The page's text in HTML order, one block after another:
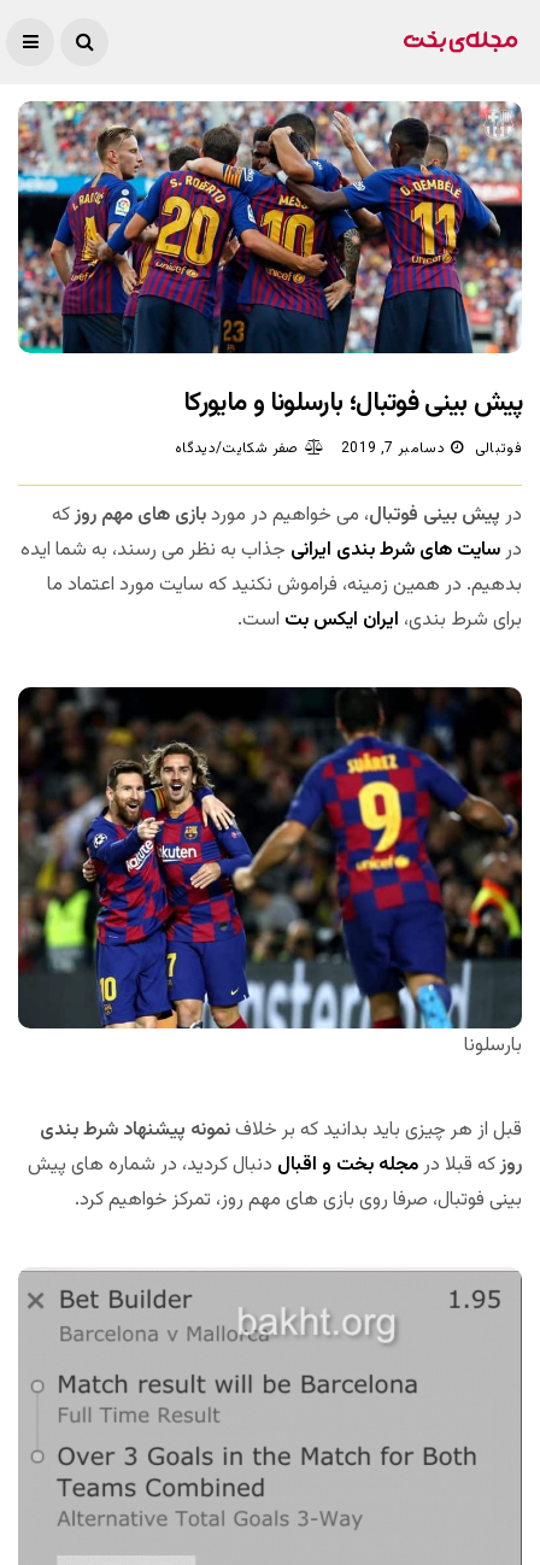
پیش بینی فوتبال؛ بارسلونا و مایورکا
فوتبالی دسامبر 7, 2019 صفر شکایت/دیدگاه
در پیش بینی فوتبال، می خواهیم در موردبازی های مهم روزکه
درسایت های شرط بندی ایرانی جذاب به نظر می رسند، به شما ایده
بدهیم. در همین زمینه، فراموش نکنید که سایت مورد اعتماد ما
برای شرط بندی، ایران ایکس بت است.
بارسلونا
قبل از هر چیزی باید بدانید که بر خلافنمونه پیشنهاد شرط بندی
روزکه قبلا در مجله بخت و اقبال دنبال کردید، در شماره های پیش
بینی فوتبال، صرفا روی بازی های مهم روز، تمرکز خواهیم کرد.